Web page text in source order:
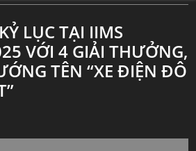
LỤC TẠI IIMS
VỚI 4 GIẢI THƯỞNG,
TÊN “XE ĐIỆN ĐÔ